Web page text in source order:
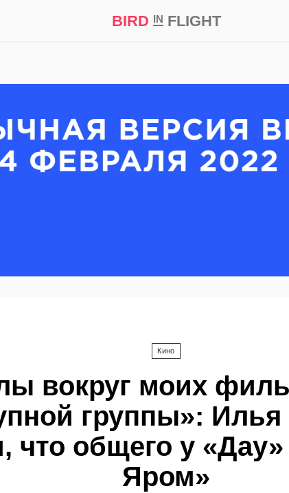
BIRD INFLIGHT
Кино
вокруг моих
группы»:
что общего у
Яром»